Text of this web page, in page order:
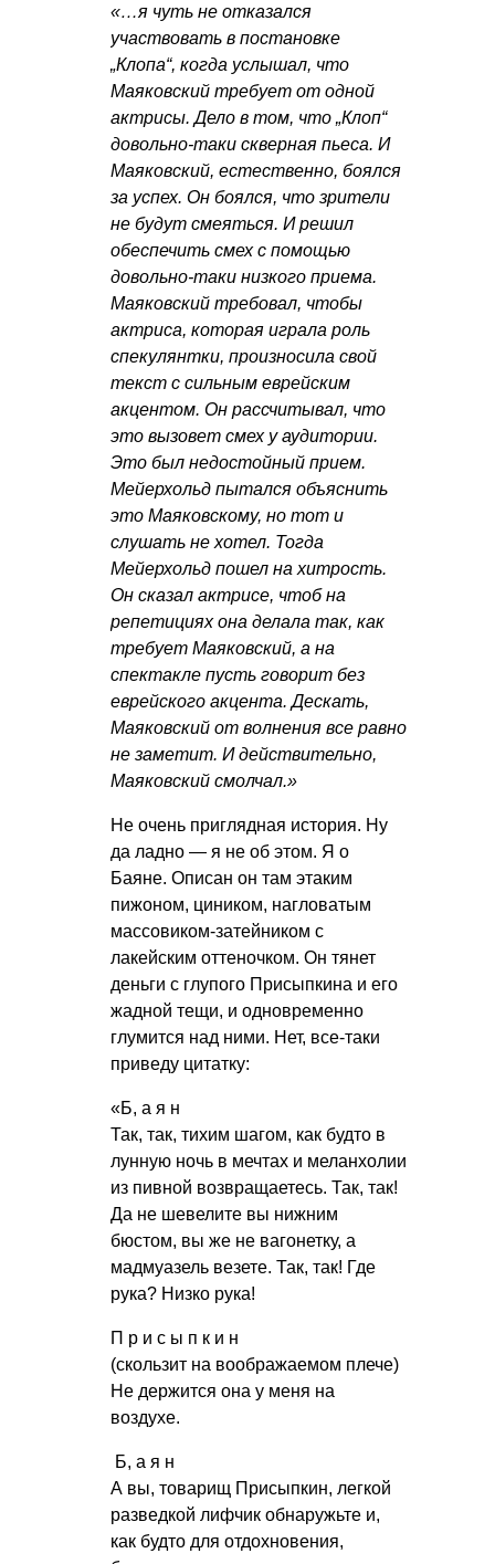
«…я чуть не отказался
участвовать в постановке
„Клопа“, когда услышал, что
Маяковский требует от одной
актрисы. Дело в том, что „Клоп“
довольно-таки скверная пьеса. И
Маяковский, естественно, боялся
за успех. Он боялся, что зрители
не будут смеяться. И решил
обеспечить смех с помощью
довольно-таки низкого приема.
Маяковский требовал, чтобы
актриса, которая играла роль
спекулянтки, произносила свой
текст с сильным еврейским
акцентом. Он рассчитывал, что
это вызовет смех у аудитории.
Это был недостойный прием.
Мейерхольд пытался объяснить
это Маяковскому, но тот и
слушать не хотел. Тогда
Мейерхольд пошел на хитрость.
Он сказал актрисе, чтоб на
репетициях она делала так, как
требует Маяковский, а на
спектакле пусть говорит без
еврейского акцента. Дескать,
Маяковский от волнения все равно
не заметит. И действительно,
Маяковский смолчал.»
Не очень приглядная история. Ну
да ладно — я не об этом. Я о
Баяне. Описан он там этаким
пижоном, циником, нагловатым
массовиком-затейником с
лакейским оттеночком. Он тянет
деньги с глупого Присыпкина и его
жадной тещи, и одновременно
глумится над ними. Нет, все-таки
приведу цитатку:
«Б, а я н
Так, так, тихим шагом, как будто в
лунную ночь в мечтах и меланхолии
из пивной возвращаетесь. Так, так!
Да не шевелите вы нижним
бюстом, вы же не вагонетку, а
мадмуазель везете. Так, так! Где
рука? Низко рука!
П р и с ы п к и н
(скользит на воображаемом плече)
Не держится она у меня на
воздухе.
Б, а я н
А вы, товарищ Присыпкин, легкой
разведкой лифчик обнаружьте и,
как будто для отдохновения,